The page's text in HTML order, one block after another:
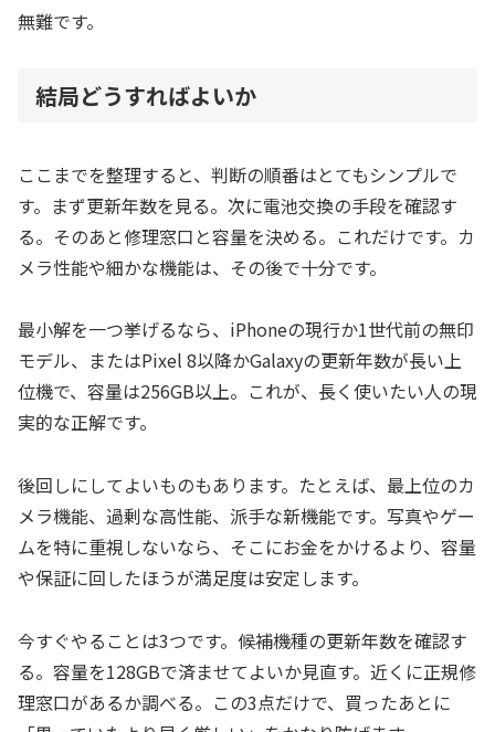
無難です。
結局どうすればよいか
ここまでを整理すると、判断の順番はとてもシンプルで
す。まず更新年数を見る。次に電池交換の手段を確認す
る。そのあと修理窓口と容量を決める。これだけです。カ
メラ性能や細かな機能は、その後で十分です。
最小解を一つ挙げるなら、iPhoneの現行か1世代前の無印
モデル、またはPixel 8以降かGalaxyの更新年数が長い上
位機で、容量は256GB以上。これが、長く使いたい人の現
実的な正解です。
後回しにしてよいものもあります。たとえば、最上位のカ
メラ機能、過剰な高性能、派手な新機能です。写真やゲー
ムを特に重視しないなら、そこにお金をかけるより、容量
や保証に回したほうが満足度は安定します。
今すぐやることは3つです。候補機種の更新年数を確認す
る。容量を128GBで済ませてよいか見直す。近くに正規修
理窓口があるか調べる。この3点だけで、買ったあとに